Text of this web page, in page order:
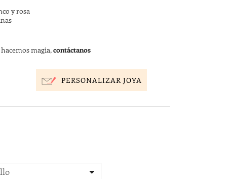
y rosa
magia,contáctanos
PERSONALIZAR JOYA